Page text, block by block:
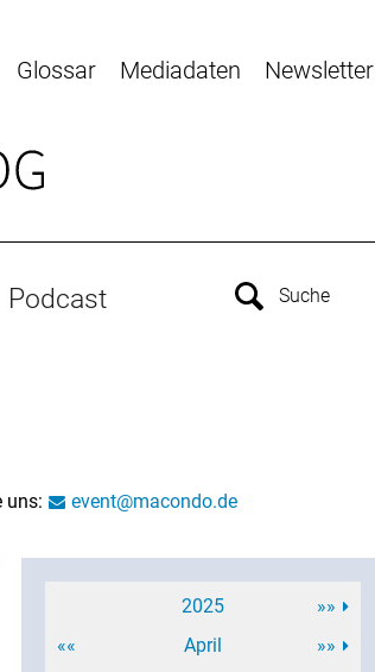
Glossar Mediadaten Newsletter
Podcast
uns: event@macondo.de
2025
»»
««
April
»»